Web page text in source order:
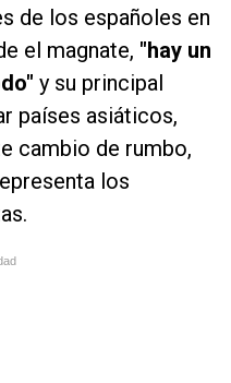
de los españoles en
el magnate, "hay un
y su principal
países asiáticos,
cambio de rumbo,
los